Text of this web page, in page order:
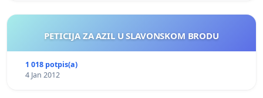
PETICIJA ZA AZIL U SLAVONSKOM BRODU
1 018 potpis(a)
4 Jan 2012